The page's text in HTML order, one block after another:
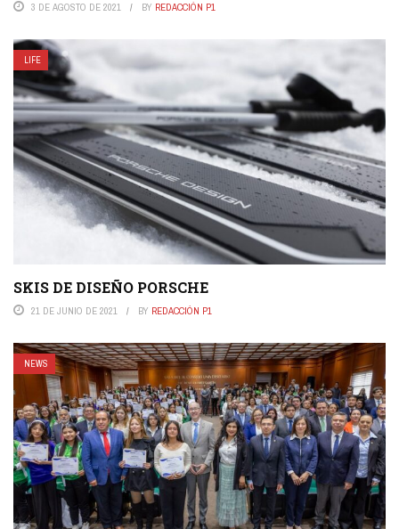
3 DE AGOSTO DE 2021 BY REDACCIÓN P1
LIFE
SKIS DE DISEÑO PORSCHE
21 DE JUNIO DE 2021 BY REDACCIÓN P1
NEWS